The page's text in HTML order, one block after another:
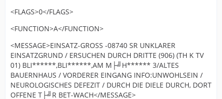
<FLAGS>0</FLAGS>
<FUNCTION>A</FUNCTION>
<MESSAGE>EINSATZ-GROSS -08740 SR UNKLARER
EINSATZGRUND / ERSUCHEN DURCH DRITTE (906) (TH K TV
01) BLI******,BLI******,AM M├╝H****** 3/ALTES
BAUERNHAUS / VORDERER EINGANG INFO:UNWOHLSEIN /
NEUROLOGISCHES DEFEZIT / DURCH DIE DIELE DURCH, DORT
OFFENE T├╝R BET-WACH</MESSAGE>